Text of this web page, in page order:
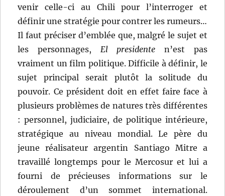
venir celle-ci au Chili pour l’interroger et
définir une stratégie pour contrer les rumeurs…
Il faut préciser d’emblée que, malgré le sujet et
les personnages, El presidente n’est pas
vraiment un film politique. Difficile à définir, le
sujet principal serait plutôt la solitude du
pouvoir. Ce président doit en effet faire face à
plusieurs problèmes de natures très différentes
: personnel, judiciaire, de politique intérieure,
stratégique au niveau mondial. Le père du
jeune réalisateur argentin Santiago Mitre a
travaillé longtemps pour le Mercosur et lui a
fourni de précieuses informations sur le
déroulement d’un sommet international.